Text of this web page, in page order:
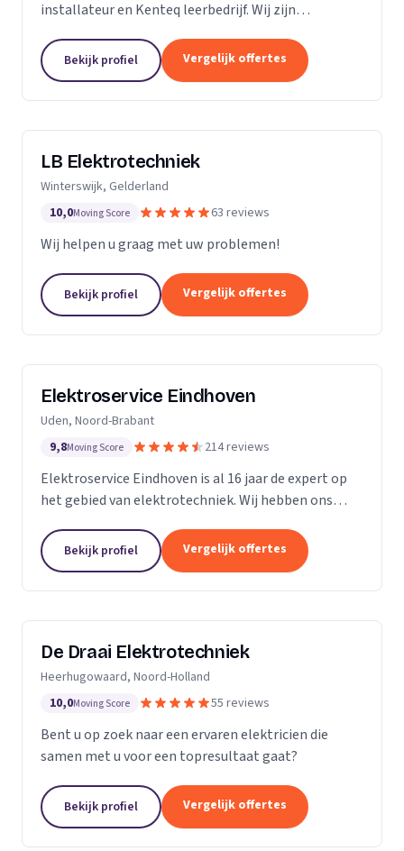
installateur en Kenteq leerbedrijf. Wij zijn
Utrecht.Bekijk profiel Vergelijk offertes
LB Elektrotechniek
Winterswijk, Gelderland
10,0Moving Score 63 reviews
Wij helpen u graag met uw problemen!
Bekijk profiel Vergelijk offertes
Elektroservice Eindhoven
Uden, Noord-Brabant
9,8Moving Score 214 reviews
Elektroservice Eindhoven is al 16 jaar de expert op
het gebied van elektrotechniek. Wij hebben ons
meterkasten. Wij komen altijd langs om passend
advies...
Bekijk profiel Vergelijk offertes
De Draai Elektrotechniek
Heerhugowaard, Noord-Holland
10,0Moving Score 55 reviews
Bent u op zoek naar een ervaren elektricien die
samen met u voor een topresultaat gaat?
Bekijk profiel Vergelijk offertes